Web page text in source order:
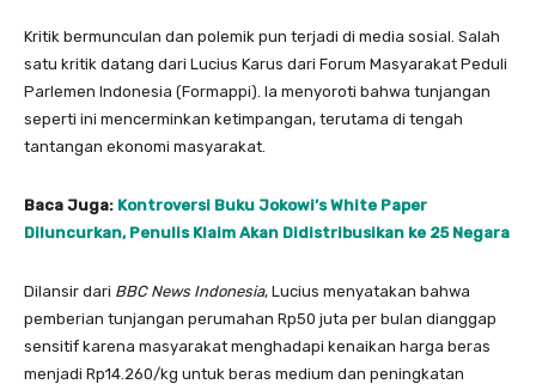
Kritik bermunculan dan polemik pun terjadi di media sosial. Salah
satu kritik datang dari Lucius Karus dari Forum Masyarakat Peduli
Parlemen Indonesia (Formappi). Ia menyoroti bahwa tunjangan
seperti ini mencerminkan ketimpangan, terutama di tengah
tantangan ekonomi masyarakat.
Baca Juga: Kontroversi Buku Jokowi’s White Paper
Diluncurkan, Penulis Klaim Akan Didistribusikan ke 25 Negara
Dilansir dari BBC News Indonesia, Lucius menyatakan bahwa
pemberian tunjangan perumahan Rp50 juta per bulan dianggap
sensitif karena masyarakat menghadapi kenaikan harga beras
menjadi Rp14.260/kg untuk beras medium dan peningkatan